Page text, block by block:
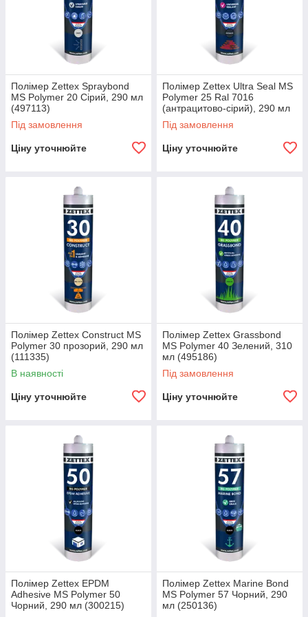
розширений
діапазон
не руйнується під
ми променями
Чому нам варто довіряти
Оригінальність і низькі ціни
Завдяки нашому прямій співпраці з виробниками ми
пропонуємо тільки оригінальні товари за прийнятними
цінами
Індивідуальне замовлення
Нам дорогий кожен клієнт, тому до кожного замовлення і
його замовнику ми намагаємося підійти з особливою
індивідуальністю, щоб кожна Ваша покупка у нас була
приємною.
Полімер Zettex Spraybond
MS Polymer 20 Сірий, 290 мл
(497113)
Під замовлення
Ціну уточнюйте
Полімер Zettex Ultra Seal MS
Polymer 25 Ral 7016
(антрацитово-сірий), 290 мл
(496018)
Під замовлення
Ціну уточнюйте
Полімер Zettex Construct MS
Polymer 30 прозорий, 290 мл
(111335)
В наявності
Ціну уточнюйте
Полімер Zettex Grassbond
MS Polymer 40 Зелений, 310
мл (495186)
Під замовлення
Ціну уточнюйте
Полімер Zettex EPDM
Adhesive MS Polymer 50
Чорний, 290 мл (300215)
Полімер Zettex Marine Bond
MS Polymer 57 Чорний, 290
мл (250136)